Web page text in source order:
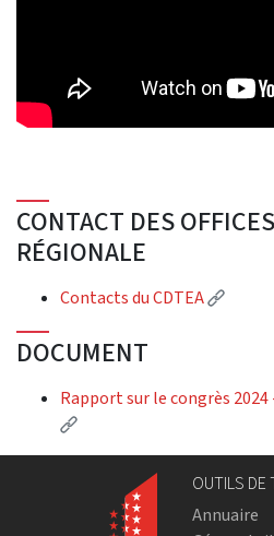
CONTACT DES
RÉGIONALE
Contacts du CDTEA (Lien
DOCUMENT
Rapport sur le congrès
(Lien externe)
OUTILS DE
Annuaire